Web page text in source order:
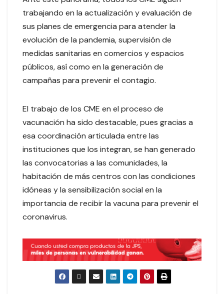
trabajando en la actualización y evaluación de
sus planes de emergencia para atender la
evolución de la pandemia, supervisión de
medidas sanitarias en comercios y espacios
públicos, así como en la generación de
campañas para prevenir el contagio.
El trabajo de los CME en el proceso de
vacunación ha sido destacable, pues gracias a
esa coordinación articulada entre las
instituciones que los integran, se han generado
las convocatorias a las comunidades, la
habitación de más centros con las condiciones
idóneas y la sensibilización social en la
importancia de recibir la vacuna para prevenir el
coronavirus.